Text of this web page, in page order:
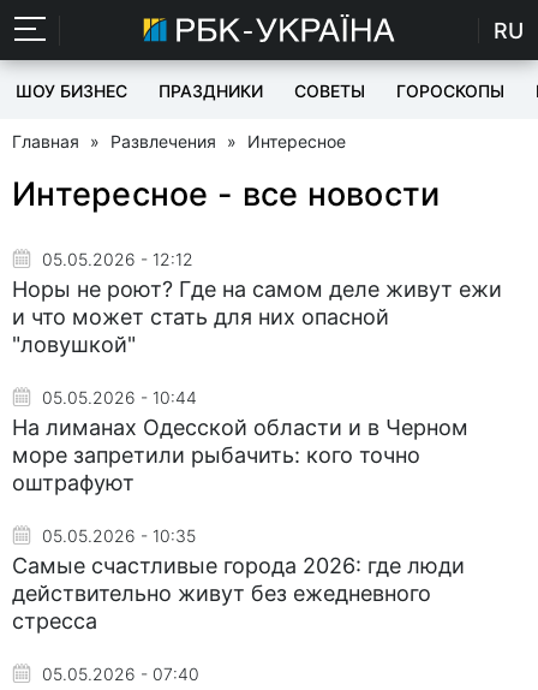
RU
ШОУ БИЗНЕС ПРАЗДНИКИ СОВЕТЫ ГОРОСКОПЫ
Главная » Развлечения » Интересное
Интересное - все новости
05.05.2026 - 12:12
Норы не роют? Где на самом деле живут ежи
и что может стать для них опасной
"ловушкой"
05.05.2026 - 10:44
На лиманах Одесской области и в Черном
море запретили рыбачить: кого точно
оштрафуют
05.05.2026 - 10:35
Самые счастливые города 2026: где люди
действительно живут без ежедневного
стресса
05.05.2026 - 07:40